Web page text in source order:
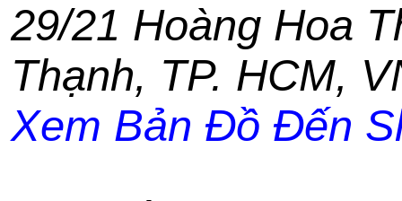
29/21 Hoàng Hoa
Thạnh, TP. HCM,
Xem Bản Đồ Đến